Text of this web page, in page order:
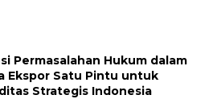
Permasalahan Hukum dalam
Ekspor Satu Pintu untuk
Strategis Indonesia